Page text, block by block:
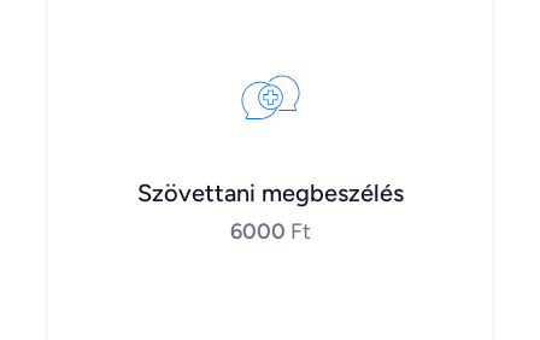
Szövettani megbeszélés
6000 Ft